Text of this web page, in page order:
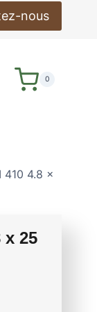
nous
0
410 4.8 x
x 25